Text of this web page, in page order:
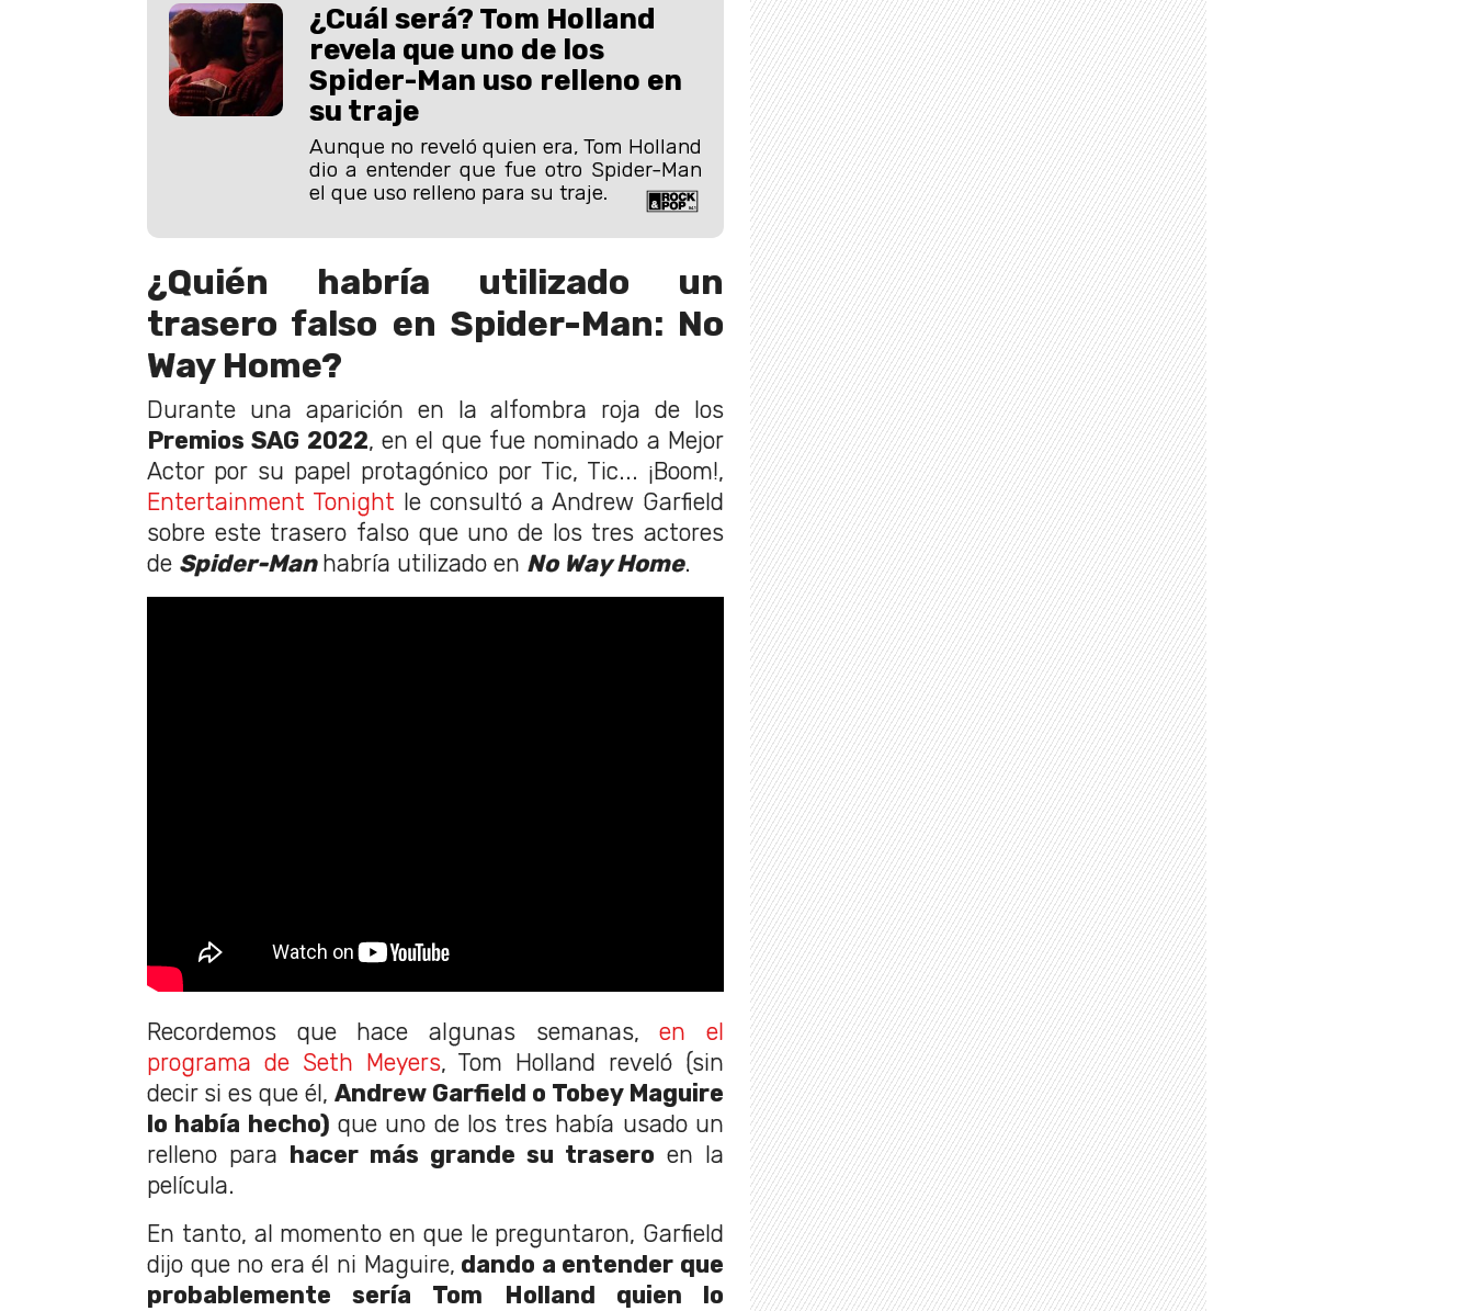
¿Cuál será? Tom Holland
revela que uno de los
Spider-Man uso relleno en
su traje
Aunque no reveló quien era, Tom Holland
dio a entender que fue otro Spider-Man
el que uso relleno para su traje.
¿Quién habría utilizado un
trasero falso en Spider-Man: No
Way Home?
Durante una aparición en la alfombra roja de los
Premios SAG 2022, en el que fue nominado a Mejor
Actor por su papel protagónico por Tic, Tic... ¡Boom!,
Entertainment Tonight le consultó a Andrew Garfield
sobre este trasero falso que uno de los tres actores
de Spider-Man habría utilizado en No Way Home.
Recordemos que hace algunas semanas,en el
programa de Seth Meyers, Tom Holland reveló (sin
decir si es que él, Andrew Garfield o Tobey Maguire
lo había hecho) que uno de los tres había usado un
relleno para hacer más grande su trasero en la
película.
En tanto, al momento en que le preguntaron, Garfield
dijo que no era él ni Maguire, dando a entender que
probablemente sería Tom Holland quien lo